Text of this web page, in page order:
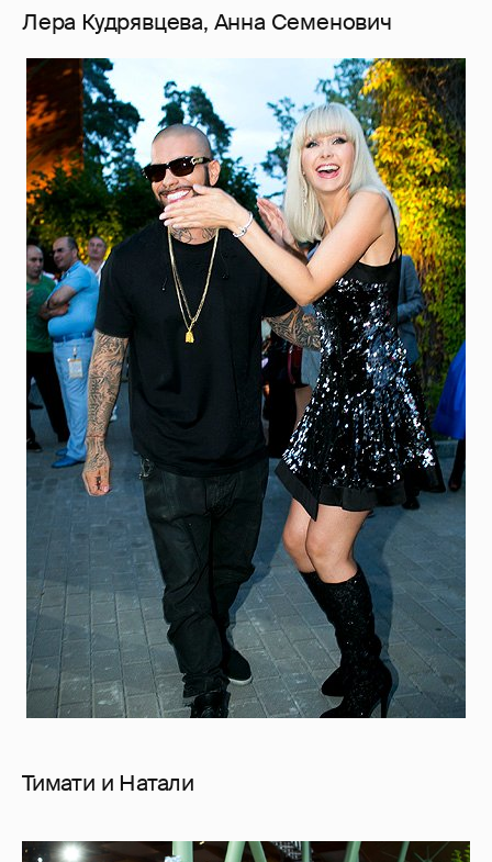
Лера Кудрявцева, Анна Семенович
Тимати и Натали